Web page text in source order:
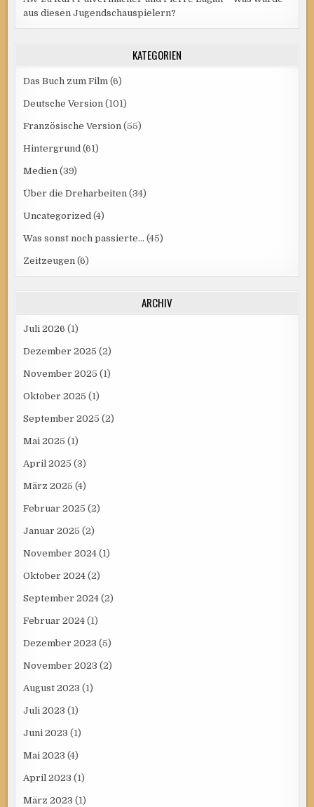
aus diesen Jugendschauspielern?
KATEGORIEN
Das Buch zum Film (6)
Deutsche Version (101)
Französische Version (55)
Hintergrund (61)
Medien (39)
Über die Dreharbeiten (34)
Uncategorized (4)
Was sonst noch passierte… (45)
Zeitzeugen (6)
ARCHIV
Juli 2026 (1)
Dezember 2025 (2)
November 2025 (1)
Oktober 2025 (1)
September 2025 (2)
Mai 2025 (1)
April 2025 (3)
März 2025 (4)
Februar 2025 (2)
Januar 2025 (2)
November 2024 (1)
Oktober 2024 (2)
September 2024 (2)
Februar 2024 (1)
Dezember 2023 (5)
November 2023 (2)
August 2023 (1)
Juli 2023 (1)
Juni 2023 (1)
Mai 2023 (4)
April 2023 (1)
März 2023 (1)